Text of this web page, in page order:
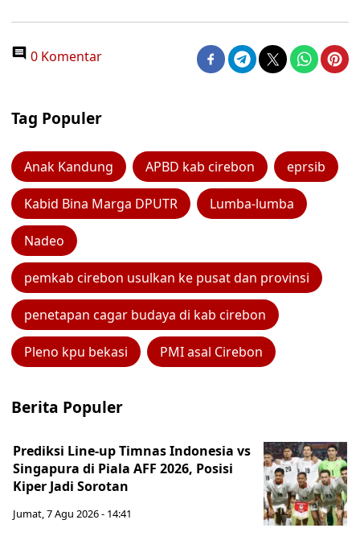
0 Komentar
Tag Populer
Anak Kandung APBD kab cirebon eprsib
Kabid Bina Marga DPUTR Lumba-lumba
Nadeo
pemkab cirebon usulkan ke pusat dan provinsi
penetapan cagar budaya di kab cirebon
Pleno kpu bekasi PMI asal Cirebon
Berita Populer
Prediksi Line-up Timnas Indonesia vs
Singapura di Piala AFF 2026, Posisi
Kiper Jadi Sorotan
Jumat, 7 Agu 2026 - 14:41